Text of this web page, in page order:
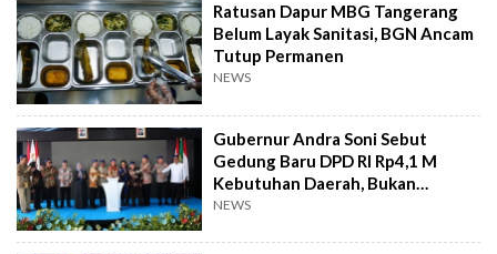
Ratusan Dapur MBG Tangerang
Belum Layak Sanitasi, BGN Ancam
Tutup Permanen
NEWS
Gubernur Andra Soni Sebut
Gedung Baru DPD RI Rp4,1 M
Kebutuhan Daerah, Bukan
Senator
NEWS